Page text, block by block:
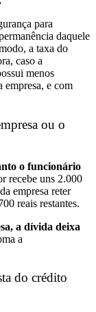
para
daquele
a taxa do
caso a
menos
empresa, e com
ou o
o funcionário
recebe uns 2.000
empresa reter
reais restantes.
a dívida deixa
a
do crédito